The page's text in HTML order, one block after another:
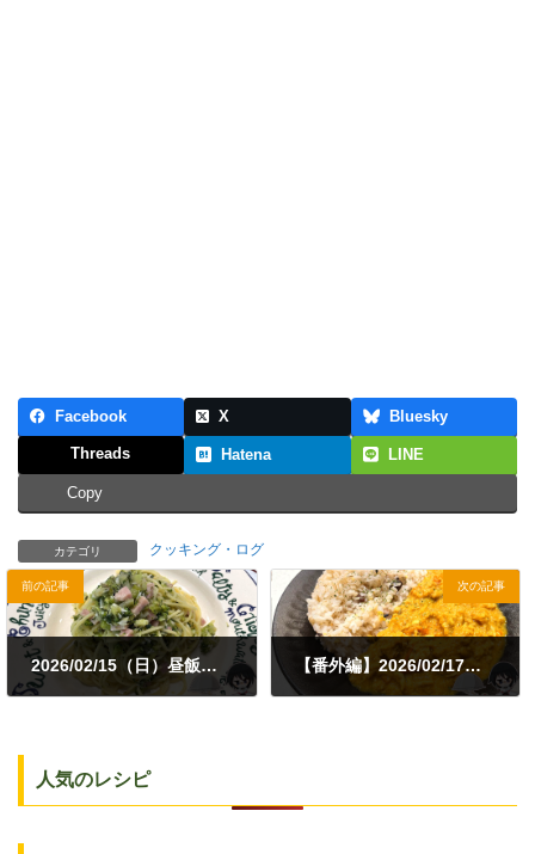
Facebook X Bluesky
Threads Hatena LINE
Copy
カテゴリ クッキング・ログ
前の記事
2026/02/15（日）昼飯｜ブロッコリーのパスタ
次の記事
【番外編】2026/02/17（火）夕食｜みそ豚鍋リメイクカレー・ブラウニー（ママ作）
人気のレシピ